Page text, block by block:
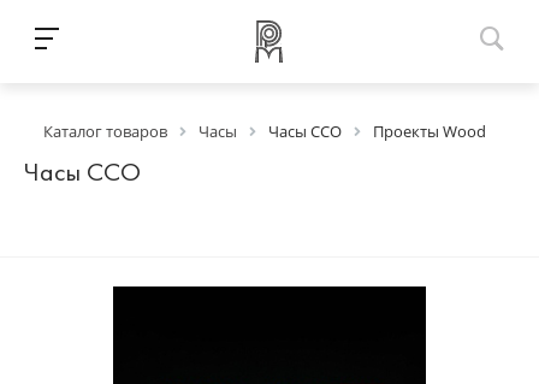
Каталог товаров Часы Часы ССО Проекты Wood
Часы ССО